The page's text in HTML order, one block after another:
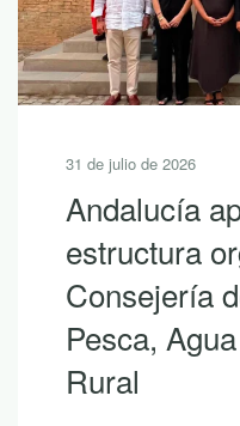
31 de julio de 2026
Andalucía
estructura
Consejería
Pesca,
Rural